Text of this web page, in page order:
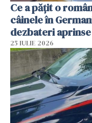
Ce a pățit o
câinele în
dezbateri aprinse
25 IULIE 2026